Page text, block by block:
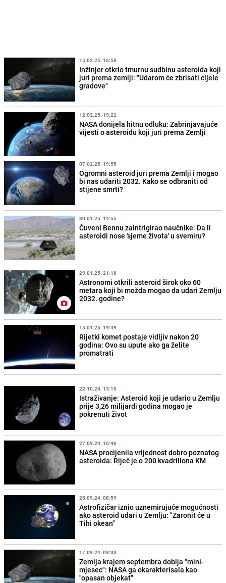
15.02.25. 16:58
Inžinjer otkrio tmurnu sudbinu asteroida koji
juri prema zemlji: "Udarom će zbrisati cijele
gradove"
12.02.25. 19:22
NASA donijela hitnu odluku: Zabrinjavajuće
vijesti o asteroidu koji juri prema Zemlji
07.02.25. 19:55
Ogromni asteroid juri prema Zemlji i mogao
bi nas udariti 2032. Kako se odbraniti od
stijene smrti?
30.01.25. 14:55
Čuveni Bennu zaintrigirao naučnike: Da li
asteroidi nose 'sjeme života' u svemiru?
29.01.25. 21:18
Astronomi otkrili asteroid širok oko 60
metara koji bi možda mogao da udari Zemlju
2032. godine?
15.01.25. 19:49
Rijetki komet postaje vidljiv nakon 20
godina: Ovo su upute ako ga želite
promatrati
22.10.24. 13:15
Istraživanje: Asteroid koji je udario u Zemlju
prije 3,26 milijardi godina mogao je
pokrenuti život
27.09.24. 16:46
NASA procijenila vrijednost dobro poznatog
asteroida: Riječ je o 200 kvadriliona KM
25.09.24. 08:59
Astrofizičar iznio uznemirujuće mogućnosti
ako asteroid udari u Zemlju: "Zaronit će u
Tihi okean"
17.09.24. 09:33
Zemlja krajem septembra dobija "mini-
mjesec": NASA ga okarakterisala kao
"opasan objekat"